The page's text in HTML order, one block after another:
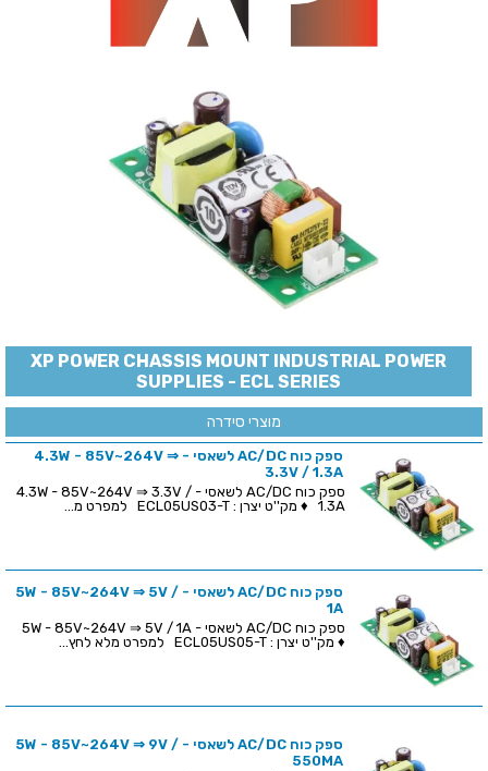
XP POWER CHASSIS MOUNT INDUSTRIAL POWER
SUPPLIES - ECL SERIES
מוצרי סידרה
ספק כוח AC/DC לשאסי - 4.3W - 85V~264V ⇒
3.3V / 1.3A
ספק כוח AC/DC לשאסי - 4.3W - 85V~264V ⇒ 3.3V /
1.3A ♦ מק''ט יצרן : ECL05US03-T למפרט מ...
ספק כוח AC/DC לשאסי - 5W - 85V~264V ⇒ 5V /
1A
♦ מק''ט יצרן : ECL05US05-T למפרט מלא לחץ...
ספק כוח AC/DC לשאסי - 5W - 85V~264V ⇒ 9V /
550MA